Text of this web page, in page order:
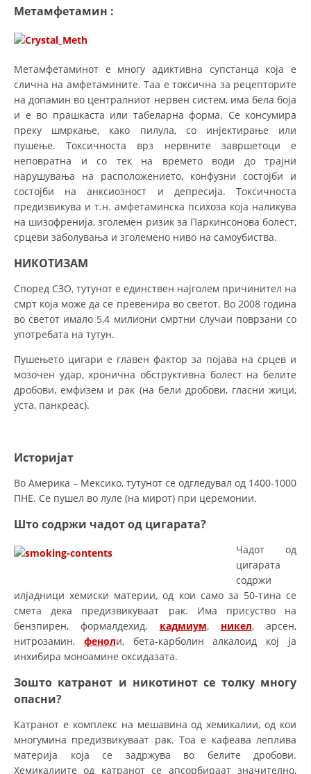
Метамфетамин :
Метамфетаминот е многу адиктивна супстанца која е
слична на амфетамините. Таа е токсична за рецепторите
на допамин во централниот нервен систем, има бела боја
и е во прашкаста или табеларна форма. Се консумира
преку шмркање, како пилула, со инјектирање или
пушење. Токсичноста врз нервните завршетоци е
неповратна и со тек на времето води до трајни
нарушувања на расположението, конфузни состојби и
состојби на анксиозност и депресија. Токсичноста
предизвикува и т.н. амфетаминска психоза која наликува
на шизофренија, зголемен ризик за Паркинсонова болест,
срцеви заболувања и зголемено ниво на самоубиства.
НИКОТИЗАM
Според СЗО, тутунот е единствен најголем причинител на
смрт која може да се превенира во светот. Во 2008 година
во светот имало 5,4 милиони смртни случаи поврзани со
употребата на тутун.
Пушењето цигари е главен фактор за појава на срцев и
мозочен удар, хронична обструктивна болест на белите
дробови, емфизем и рак (на бели дробови, гласни жици,
уста, панкреас).
Историјат
Во Америка – Мексико, тутунот се одгледувал од 1400-1000
ПНЕ. Се пушел во луле (на мирот) при церемонии.
Што содржи чадот од цигарата?
Чадот од
цигарата
содржи
илјадници хемиски материи, од кои само за 50-тина се
смета дека предизвикуваат рак. Има присуство на
бензпирен, формалдехид, кадмиум, никел, арсен,
нитрозамин, феноли, бета-карболин алкалоид кој ја
инхибира моноамине оксидазата.
Зошто катранот и никотинот се толку многу
опасни?
Катранот е комплекс на мешавина од хемикалии, од кои
многумина предизвикуваат рак. Тоа е кафеава леплива
материја која се задржува во белите дробови.
Хемикалиите од катранот се апсорбираат значително,